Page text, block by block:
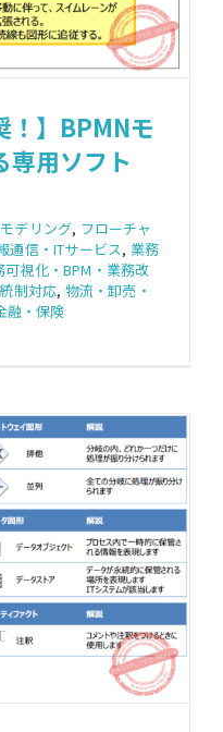
！】BPMNモ
専用ソフト
デリング, フローチャ
通信・ITサービス, 業務
可視化・BPM・業務改
制対応, 物流・卸売・
融・保険